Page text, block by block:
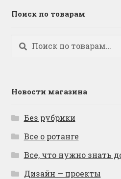
Поиск по товарам
Искать:
Поиск
Новости магазина
Без рубрики
Все о ротанге
Все, что нужно знать
Дизайн — проекты